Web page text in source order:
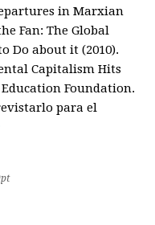
in Marxian
Fan: The Global
Do about it (2010).
Capitalism Hits
Foundation.
para el